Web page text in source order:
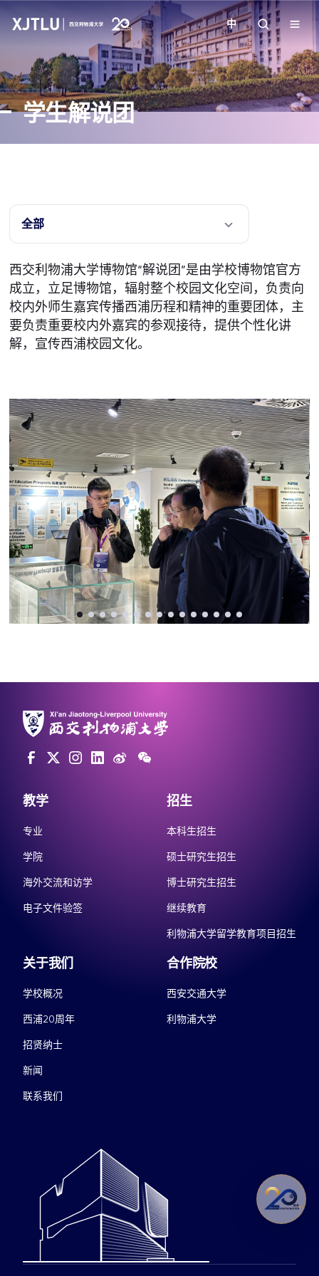
教学
招生
学院
校园生活
关于我们
中
学生解说团
全部
西交利物浦大学博物馆“解说团”是由学校博物馆官方
成立，立足博物馆，辐射整个校园文化空间，负责向
校内外师生嘉宾传播西浦历程和精神的重要团体，主
要负责重要校内外嘉宾的参观接待，提供个性化讲
解，宣传西浦校园文化。
教学
专业
学院
海外交流和访学
电子文件验签
招生
本科生招生
硕士研究生招生
博士研究生招生
继续教育
利物浦大学留学教育项目招生
关于我们
学校概况
西浦20周年
招贤纳士
新闻
联系我们
合作院校
西安交通大学
利物浦大学